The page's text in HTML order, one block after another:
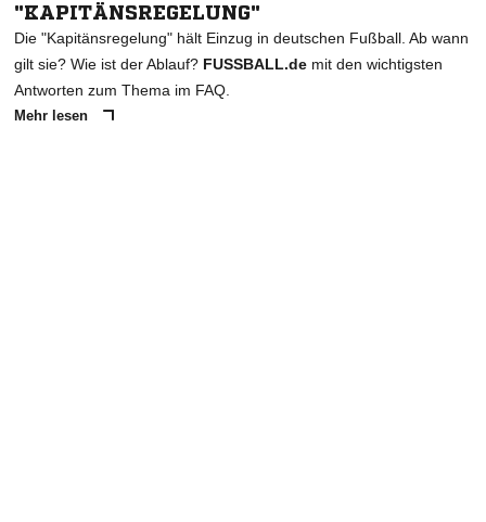
"KAPITÄNSREGELUNG"
Die "Kapitänsregelung" hält Einzug in deutschen Fußball. Ab wann
gilt sie? Wie ist der Ablauf? FUSSBALL.de mit den wichtigsten
Antworten zum Thema im FAQ.
Mehr lesen